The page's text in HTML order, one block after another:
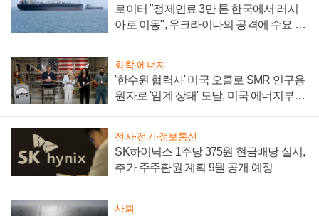
로이터 "정제연료 3만 톤 한국에서 러시
아로 이동", 우크라이나의 공격에 수요 늘
화학·에너지
'한수원 협력사' 미국 오클로 SMR 연구용
원자로 '임계 상태' 도달, 미국 에너지부
전자·전기·정보통신
SK하이닉스 1주당 375원 현금배당 실시,
추가 주주환원 계획 9월 공개 예정
사회